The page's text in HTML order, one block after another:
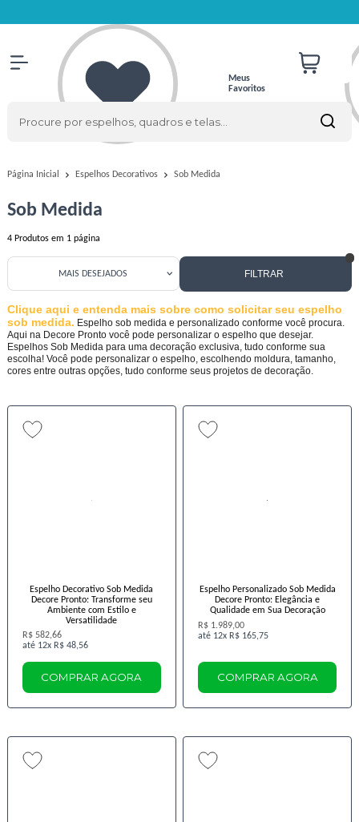
Meus
Favoritos
Página Inicial Espelhos Decorativos Sob Medida
Sob Medida
4 Produtos em 1 página
FILTRAR
MAIS DESEJADOS
Clique aqui e entenda mais sobre como solicitar seu espelho
sob medida. Espelho sob medida e personalizado conforme você procura.
Aqui na Decore Pronto você pode personalizar o espelho que desejar.
Espelhos Sob Medida para uma decoração exclusiva, tudo conforme sua
escolha! Você pode personalizar o espelho, escolhendo moldura, tamanho,
cores entre outras opções, tudo conforme seus projetos de decoração.
Espelho Decorativo Sob Medida
Decore Pronto: Transforme seu
Ambiente com Estilo e
Versatilidade
R$ 582,66
12x R$ 48,56
COMPRAR AGORA
Espelho Personalizado Sob Medida
Decore Pronto: Elegância e
Qualidade em Sua Decoração
R$ 1.989,00
12x R$ 165,75
COMPRAR AGORA